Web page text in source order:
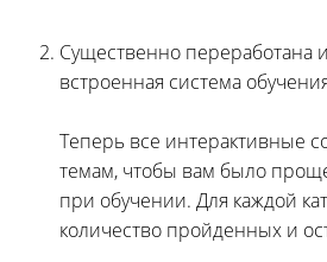
Существенно переработана
встроенная система
Теперь все интерактивные
темам, чтобы вам было
при обучении. Для каждой
количество пройденных и